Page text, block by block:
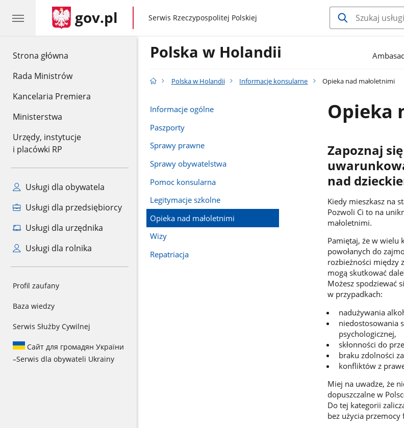
Strona główna
Rada Ministrów
Kancelaria Premiera
Ministerstwa
Urzędy, instytucje
i placówki RP
Usługi dla obywatela
Usługi dla przedsiębiorcy
Usługi dla urzędnika
Usługi dla rolnika
Profil zaufany
Baza wiedzy
Serwis Służby Cywilnej
Сайт для громадян України
–Serwis dla obywateli Ukrainy
gov.pl gov.pl
Serwis Rzeczypospolitej Polskiej
Polska w Holandii
Polska w Holandii Informacje konsularne Opieka nad małoletnimi
Informacje ogólne
Paszporty
Sprawy prawne
Sprawy obywatelstwa
Pomoc konsularna
Legitymacje szkolne
Opieka nad małoletnimi
Wizy
Repatriacja
Opieka
Zapoznaj
nad
Kiedy mieszkasz na
Pozwoli Ci to na
małoletnimi.
Pamiętaj, że w wielu
powołanych do
rozbieżności między
mogą skutkować
Możesz spodziewać
w przypadkach:
nadużywania
niedostosowania
psychologicznej,
skłonności do
braku zdolności
konfliktów z
Miej na uwadze, że
dopuszczalne w
Do tej kategorii
bez użycia przemocy